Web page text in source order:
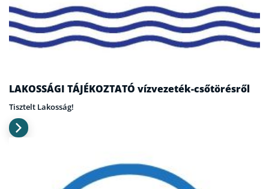
LAKOSSÁGI TÁJÉKOZTATÓ vízvezeték-csőtörésről
Tisztelt Lakosság!